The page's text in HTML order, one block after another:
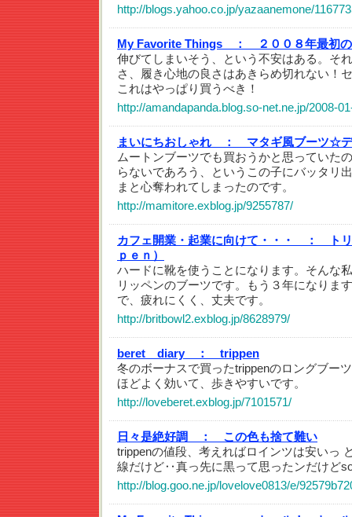
http://blogs.yahoo.co.jp/yazaanemone/
My Favorite Things ：
２００８年最初
伸びてしまいそう、という不安はある。そ
さ、履き心地の良さはあきらめ切れない！
これはやっぱり買うべき！
http://amandapanda.blog.so-net.ne.jp/2008-
まいにちおしゃれ ：
マタギ風ブーツ☆
ムートンブーツでも買おうかと思っていた
らないであろう、というこの子にバッタリ
まと心奪われてしまったのです。
http://mamitore.exblog.jp/9255787/
カフェ開業・起業に向けて・・・ ：
ト
ｐｅｎ）
ハードに靴を使うことになります。そんな
リッペンのブーツです。もう３年になりま
で、疲れにくく、丈夫です。
http://britbowl2.exblog.jp/8628979/
beret diary ：
trippen
冬のボーナスで買ったtrippenのロングブー
ほどよく効いて、歩きやすいです。
http://loveberet.exblog.jp/7101571/
日々是絶好調 ：
この色も捨て難い
trippenの値段、考えればロインツは安いっ
線だけど‥真っ先に黒って思ったンだけど
http://blog.goo.ne.jp/lovelove0813/e/